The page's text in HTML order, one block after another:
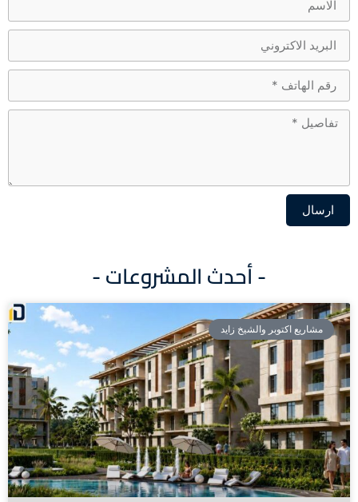
ارسال
- أحدث المشروعات -
مشاريع اكتوبر والشيخ زايد